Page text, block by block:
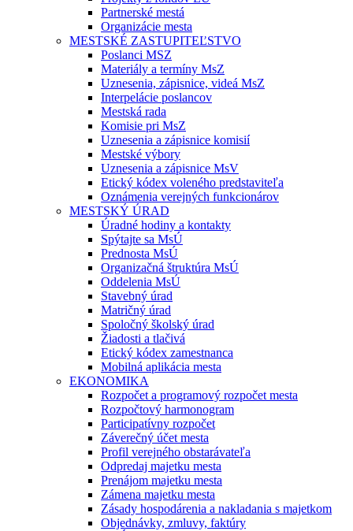
Partnerské mestá
Organizácie mesta
MESTSKÉ ZASTUPITEĽSTVO
Poslanci MSZ
Materiály a termíny MsZ
Uznesenia, zápisnice, videá MsZ
Interpelácie poslancov
Mestská rada
Komisie pri MsZ
Uznesenia a zápisnice komisií
Mestské výbory
Uznesenia a zápisnice MsV
Etický kódex voleného predstaviteľa
Oznámenia verejných funkcionárov
MESTSKÝ ÚRAD
Úradné hodiny a kontakty
Spýtajte sa MsÚ
Prednosta MsÚ
Organizačná štruktúra MsÚ
Oddelenia MsÚ
Stavebný úrad
Matričný úrad
Spoločný školský úrad
Žiadosti a tlačivá
Etický kódex zamestnanca
Mobilná aplikácia mesta
EKONOMIKA
Rozpočet a programový rozpočet mesta
Rozpočtový harmonogram
Participatívny rozpočet
Záverečný účet mesta
Profil verejného obstarávateľa
Odpredaj majetku mesta
Prenájom majetku mesta
Zámena majetku mesta
Zásady hospodárenia a nakladania s majetkom
Objednávky, zmluvy, faktúry